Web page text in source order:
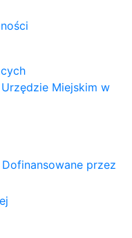
Dofinansowane przez